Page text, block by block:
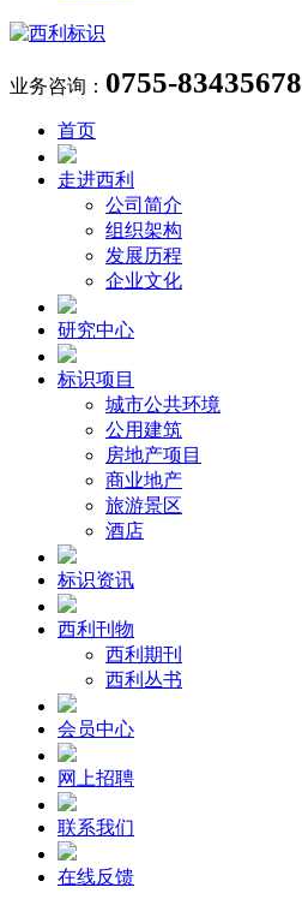
业务咨询： 0755-83435678
首页
走进西利
公司简介
组织架构
发展历程
企业文化
研究中心
标识项目
城市公共环境
公用建筑
房地产项目
商业地产
旅游景区
酒店
标识资讯
西利刊物
西利期刊
西利丛书
会员中心
网上招聘
联系我们
在线反馈